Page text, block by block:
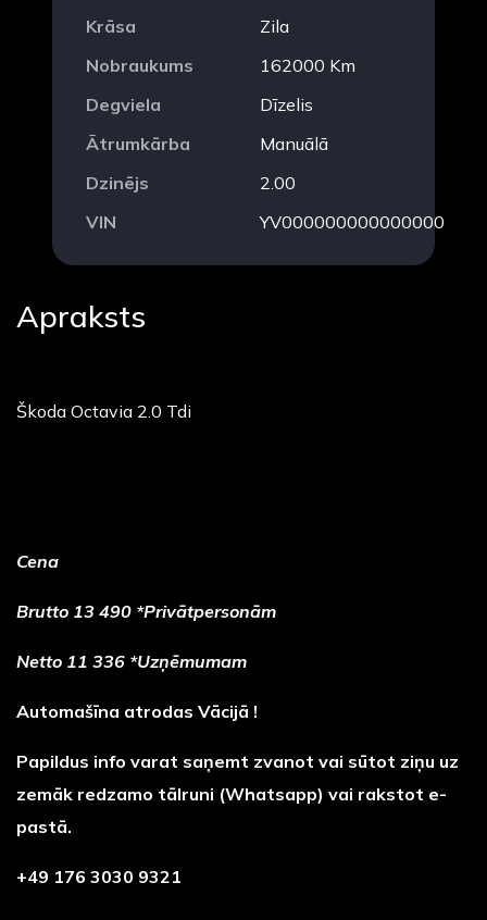
Krāsa
Zila
Nobraukums
162000 Km
Degviela
Dīzelis
Ātrumkārba
Manuālā
Dzinējs
2.00
VIN
YV000000000000000
Apraksts
Škoda Octavia 2.0 Tdi
Cena
Brutto 13 490 *Privātpersonām
Netto 11 336 *Uzņēmumam
Automašīna atrodas Vācijā !
Papildus info varat saņemt zvanot vai sūtot ziņu uz
zemāk redzamo tālruni (Whatsapp) vai rakstot e-
pastā.
+49 176 3030 9321